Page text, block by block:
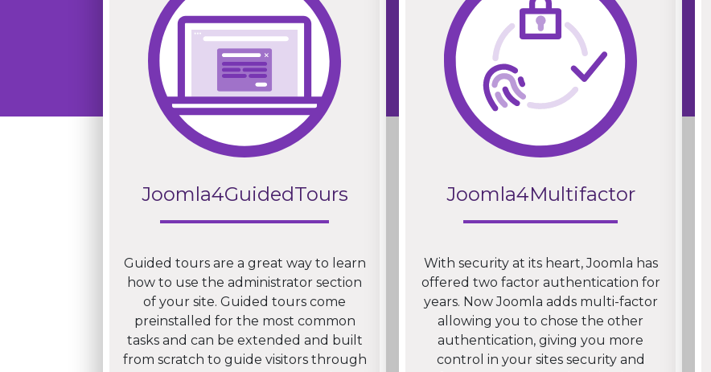
Joomla4GuidedTours
Guided tours are a great way to learn
how to use the administrator section
of your site. Guided tours come
preinstalled for the most common
tasks and can be extended and built
from scratch to guide visitors through
Joomla4Multifactor
With security at its heart, Joomla has
offered two factor authentication for
years. Now Joomla adds multi-factor
allowing you to chose the other
authentication, giving you more
control in your sites security and